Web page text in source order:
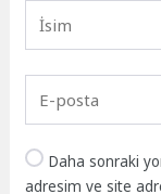
Daha sonraki
adresim ve site